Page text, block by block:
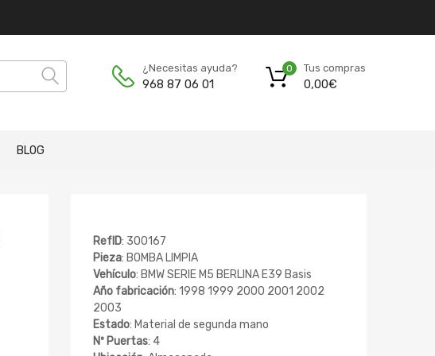
¿Necesitas ayuda?
968 87 06 01
Tus compras
0,00€
0
BLOG
RefID: 300167
Pieza: BOMBA LIMPIA
Vehículo: BMW SERIE M5 BERLINA E39 Basis
Año fabricación: 1998 1999 2000 2001 2002
2003
Estado: Material de segunda mano
Nº Puertas: 4